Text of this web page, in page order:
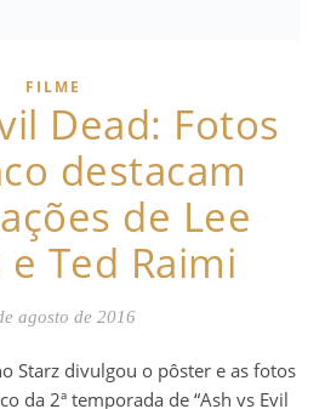
FILME
Dead: Fotos
destacam
de Lee
Ted Raimi
agosto de 2016
da 2ª temporada de “Ash vs Evil